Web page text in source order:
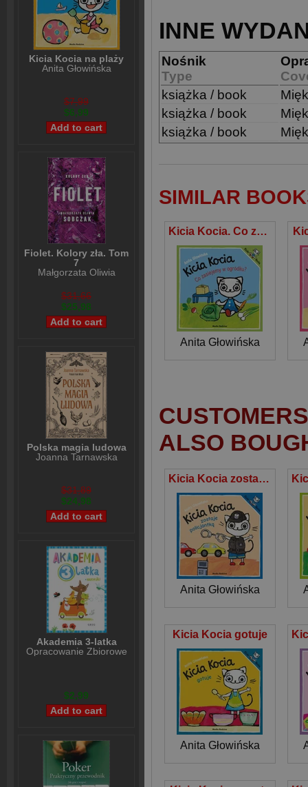
Kicia Kocia na plaży
Anita Głowińska
$7,99
$6,99
Fiolet. Kolory zła. Tom
7
Małgorzata Oliwia
$31,66
$25,98
Polska magia ludowa
Joanna Tarnawska
$31,89
$24,98
Akademia 3-latka
Opracowanie Zbiorowe
$2,99
INNE
Nośnik
Type
książka / book
książka / book
książka / book
SIMILAR
Kicia Kocia. Co zasiejemy w ogródku?
Anita Głowińska
ALSO
Kicia Kocia zostaje policjantką
Anita Głowińska
Kicia Kocia gotuje
Anita Głowińska